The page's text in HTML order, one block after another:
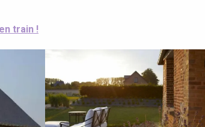
train !